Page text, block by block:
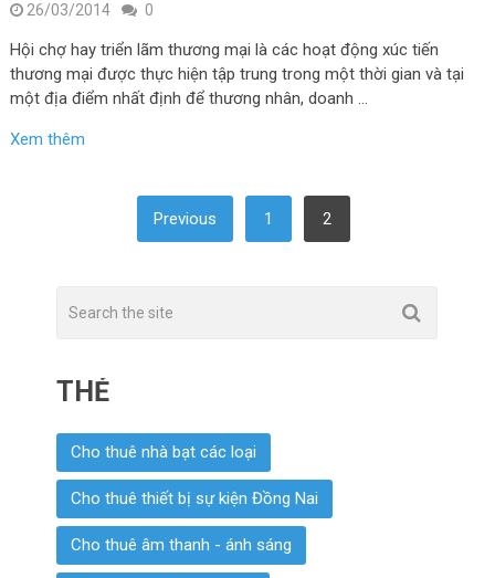
26/03/2014 0
Hội chợ hay triển lãm thương mại là các hoạt động xúc tiến
thương mại được thực hiện tập trung trong một thời gian và tại
một địa điểm nhất định để thương nhân, doanh …
Xem thêm
Previous 1 2
THẺ
Cho thuê nhà bạt các loại
Cho thuê thiết bị sự kiện Đồng Nai
Cho thuê âm thanh - ánh sáng